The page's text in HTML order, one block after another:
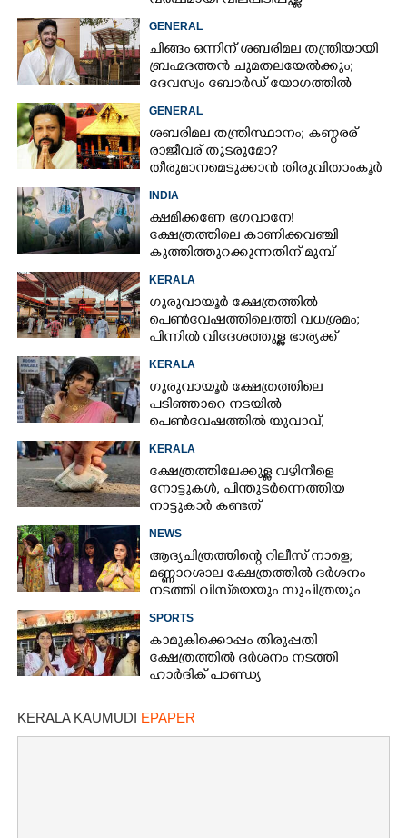
നടത്തിയിട്ടില്ലെന്ന് ഹൈക്കോടതി
GENERAL
ചിങ്ങം ഒന്നിന് ശബരിമല തന്ത്രിയായി
ബ്രഹ്മദത്തൻ ചുമതലയേൽക്കും;
ദേവസ്വം ബോർഡ് യോഗത്തിൽ
GENERAL
ശബരിമല തന്ത്രിസ്ഥാനം; കണ്ഠരര്
രാജീവര് തുടരുമോ?
തീരുമാനമെടുക്കാൻ തിരുവിതാംകൂർ
INDIA
ക്ഷമിക്കണേ ഭഗവാനേ!
ക്ഷേത്രത്തിലെ കാണിക്കവഞ്ചി
കുത്തിത്തുറക്കുന്നതിന് മുമ്പ്
KERALA
ഗുരുവായൂർ ക്ഷേത്രത്തിൽ
പെൺവേഷത്തിലെത്തി വധശ്രമം;
പിന്നിൽ വിദേശത്തുള്ള ഭാര്യക്ക്
KERALA
ഗുരുവായൂർ ക്ഷേത്രത്തിലെ
പടിഞ്ഞാറെ നടയിൽ
പെൺവേഷത്തിൽ യുവാവ്,​
തെളിഞ്ഞത് വൻഗൂഢാലോചന
KERALA
ക്ഷേത്രത്തിലേക്കുള്ള വഴിനീളെ
നോട്ടുകൾ,​ പിന്തുടർന്നെത്തിയ
നാട്ടുകാർ കണ്ടത്
NEWS
ആദ്യചിത്രത്തിന്റെ റിലീസ് നാളെ;
മണ്ണാറശാല ക്ഷേത്രത്തിൽ ദർശനം
നടത്തി വിസ്‌മയയും സുചിത്രയും
SPORTS
കാമുകിക്കൊപ്പം തിരുപ്പതി
ക്ഷേത്രത്തിൽ ദർശനം നടത്തി
ഹാർദിക് പാണ്ഡ്യ
KERALA KAUMUDI EPAPER